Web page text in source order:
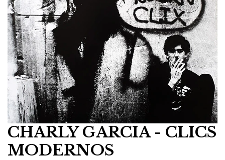
CHARLY GARCIA - CLICS
MODERNOS